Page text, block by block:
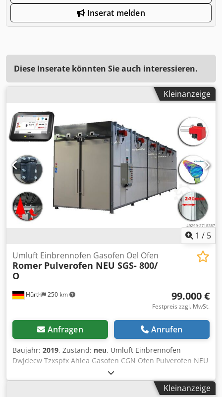
Inserat melden
Diese Inserate könnten Sie auch interessieren.
Kleinanzeige
1 / 5
Hürth 250 km
Umluft Einbrennofen Gasofen Oel Ofen
Romer Pulverofen NEU SGS- 800/
O
99.000 €
Festpreis zzgl. MwSt.
Anfragen Anrufen
Baujahr: 2019, Zustand: neu, Umluft Einbrennofen
Dwjdecw Tzxspfx Ahlea Gasofen CGN Ofen Pulverofen NEU
SGS- 800/ O Gema Optiflex Breite 2500 mm Hoehe 2500
mm Tiefe 12500 mm direkt vom Hersteller. Mehr
Kleinanzeige